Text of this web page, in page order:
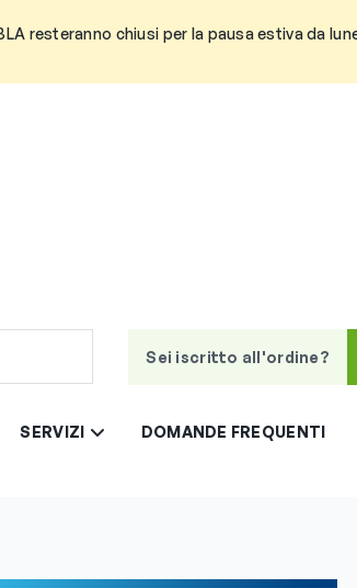
resteranno chiusi per la pausa estiva da
Sei iscritto all'ordine?
SERVIZI DOMANDE FREQUENTI